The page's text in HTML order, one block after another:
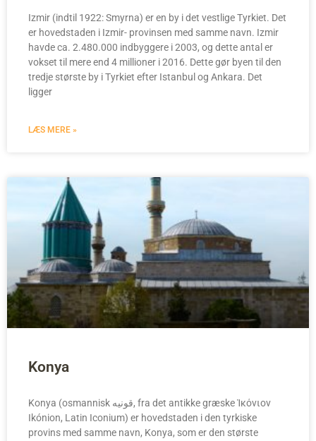
Izmir (indtil 1922: Smyrna) er en by i det vestlige Tyrkiet. Det
er hovedstaden i Izmir- provinsen med samme navn. Izmir
havde ca. 2.480.000 indbyggere i 2003, og dette antal er
vokset til mere end 4 millioner i 2016. Dette gør byen til den
tredje største by i Tyrkiet efter Istanbul og Ankara. Det
ligger
LÆS MERE »
Konya
Konya (osmannisk قونیه, fra det antikke græske Ἰκόνιον
Ikónion, Latin Iconium) er hovedstaden i den tyrkiske
provins med samme navn, Konya, som er den største